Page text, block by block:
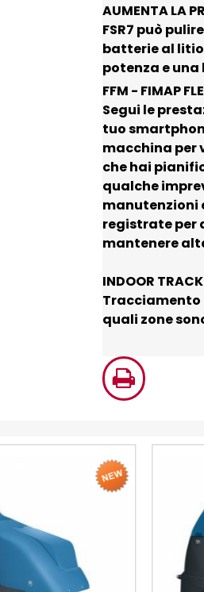
AUMENTA LA
FSR7 può
batterie al litio
potenza e
FFM - FIMAP
Segui le
tuo
macchina per
che hai
qualche
manutenzioni
registrate per
mantenere
INDOOR
Tracciamento
quali zone